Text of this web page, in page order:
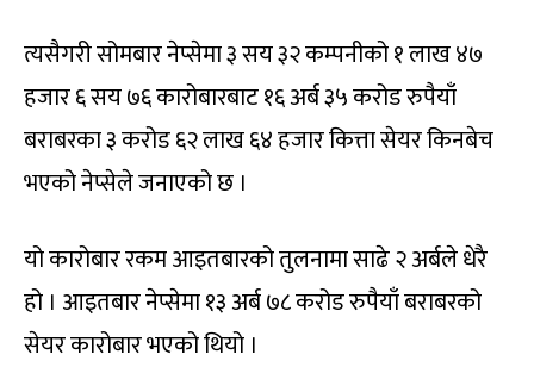
त्यसैगरी सोमबार नेप्सेमा ३ सय ३२ कम्पनीको १ लाख ४७
हजार ६ सय ७६ कारोबारबाट १६ अर्ब ३५ करोड रुपैयाँ
बराबरका ३ करोड ६२ लाख ६४ हजार कित्ता सेयर किनबेच
भएको नेप्सेले जनाएको छ ।
यो कारोबार रकम आइतबारको तुलनामा साढे २ अर्बले धेरै
हो । आइतबार नेप्सेमा १३ अर्ब ७८ करोड रुपैयाँ बराबरको
सेयर कारोबार भएको थियो ।